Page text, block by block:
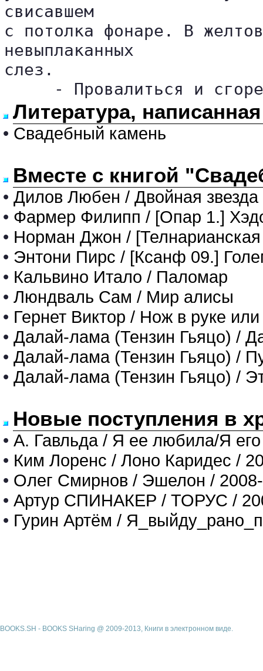
свисавшем
с потолка фонаре. В
невыплаканных
слез.
- Провалиться и
Литература,
• Свадебный камень
Вместе с книгой
• Дилов Любен / Двойная звезда
• Фармер Филипп / [Опар 1.]
• Норман Джон /
• Энтони Пирс / [Ксанф 09.]
• Кальвино Итало / Паломар
• Люндваль Сам / Мир алисы
• Гернет Виктор / Нож в руке
• Далай-лама (Тензин Гьяцо) /
• Далай-лама (Тензин Гьяцо) /
• Далай-лама (Тензин Гьяцо) /
Новые поступления в
• А. Гавльда / Я ее любила/Я
• Ким Лоренс / Лоно Каридес /
• Олег Смирнов / Эшелон /
• Артур СПИНАКЕР / ТОРУС /
• Гурин Артём /
BOOKS.SH - BOOKS SHaring @ 2009-2013, Книги в электронном виде.